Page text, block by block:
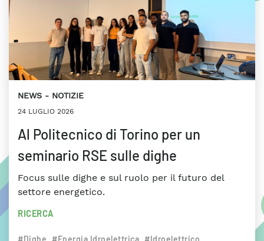
NEWS NOTIZIE
24 LUGLIO 2026
Al Politecnico di Torino per un
seminario RSE sulle dighe
Focus sulle dighe e sul ruolo per il futuro del
settore energetico.
RICERCA
#Dighe #Energia Idroelettrica #Idroelettrico